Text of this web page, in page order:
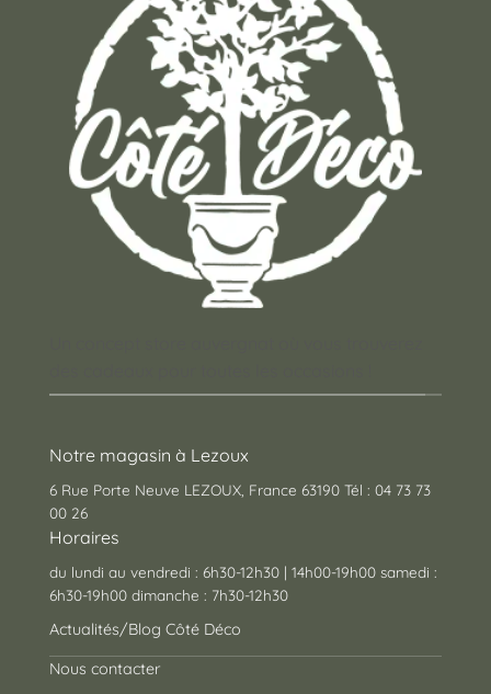
Notre magasin à Lezoux
6 Rue Porte Neuve LEZOUX, France 63190 Tél : 04 73 73
00 26
Horaires
du lundi au vendredi : 6h30-12h30 | 14h00-19h00 samedi :
6h30-19h00 dimanche : 7h30-12h30
Actualités/Blog Côté Déco
Nous contacter